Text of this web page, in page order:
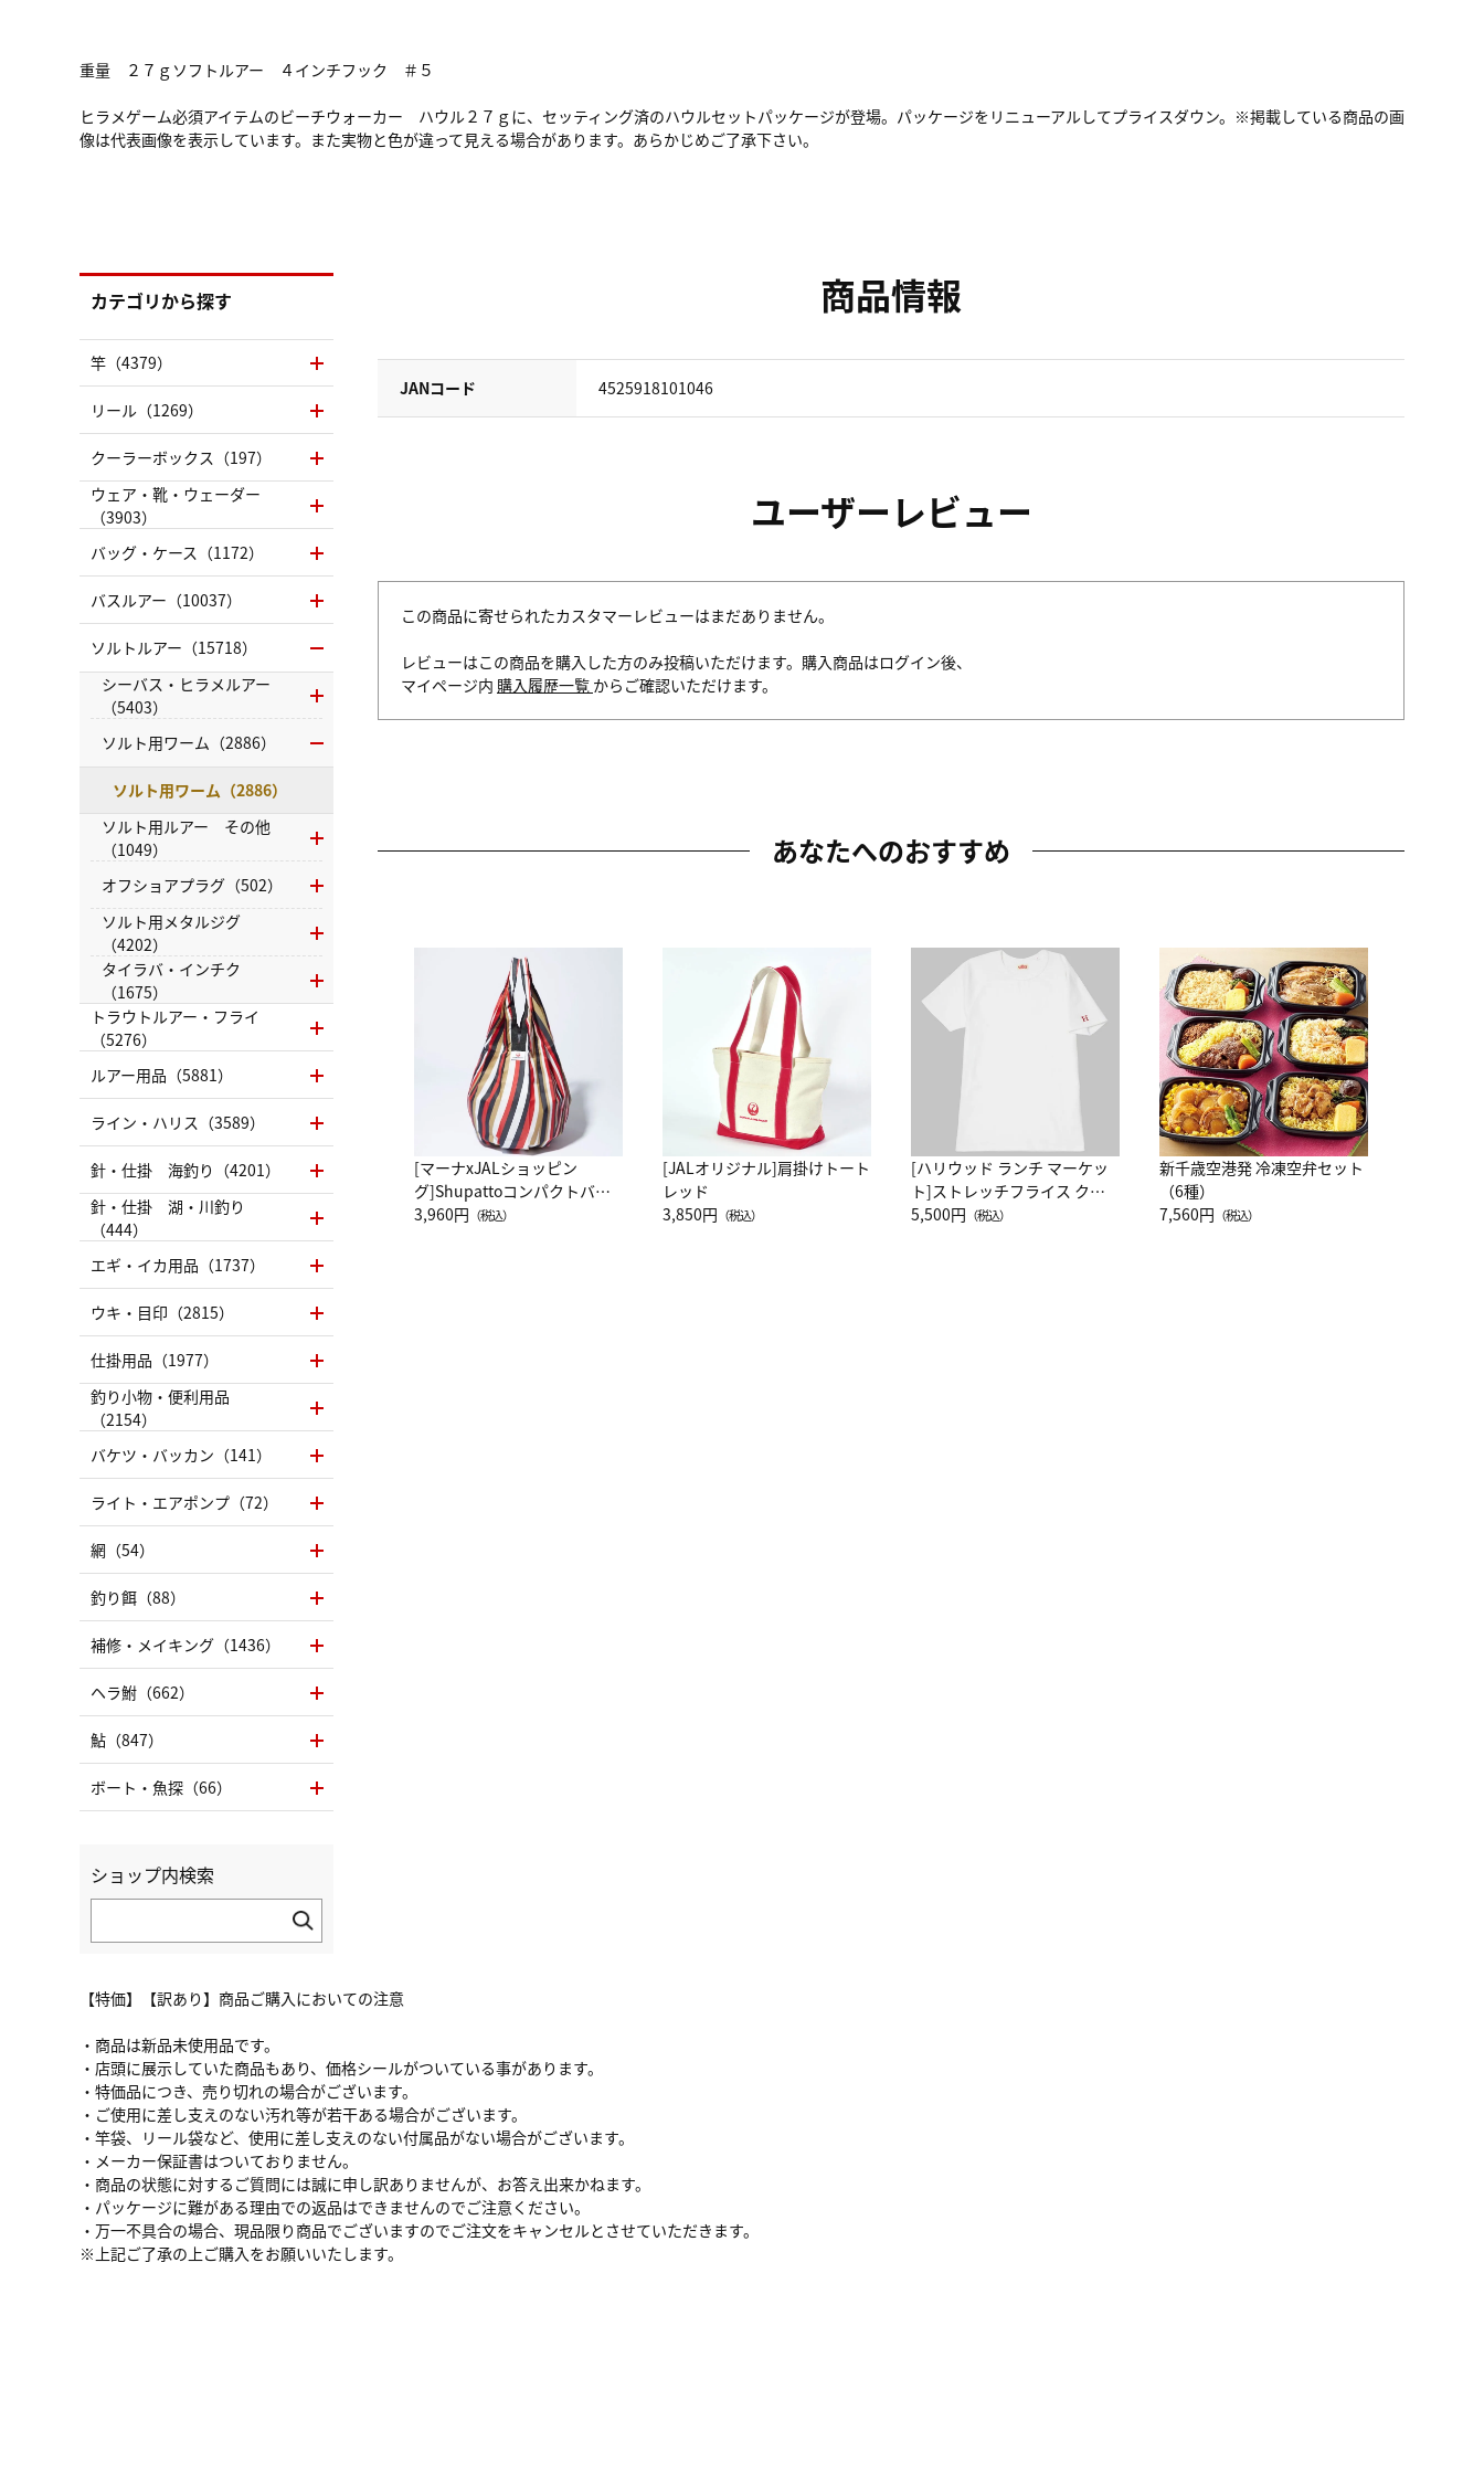
重量 ２７ｇソフトルアー ４インチフック ＃５
ヒラメゲーム必須アイテムのビーチウォーカー ハウル２７ｇに、セッティング済のハウルセットパッケージが登場。パッケージをリニューアルしてプライスダウン。※掲載している商品の画
像は代表画像を表示しています。また実物と色が違って見える場合があります。あらかじめご了承下さい。
商品情報
JANコード 4525918101046
ユーザーレビュー
この商品に寄せられたカスタマーレビューはまだありません。
レビューはこの商品を購入した方のみ投稿いただけます。購入商品はログイン後、
マイページ内 購入履歴一覧 からご確認いただけます。
あなたへのおすすめ
[マーナxJALショッピン
グ]Shupattoコンパクトバッ
グ Drop JAL客室乗務員
3,960円 （税込）
[JALオリジナル]肩掛けトート
レッド
3,850円 （税込）
[ハリウッド ランチ マーケッ
ト]ストレッチフライス クル
ーネック別注半袖Ｔシャツ
5,500円 （税込）
新千歳空港発 冷凍空弁セット
（6種）
7,560円 （税込）
【特価】【訳あり】商品ご購入においての注意
・商品は新品未使用品です。
・店頭に展示していた商品もあり、価格シールがついている事があります。
・特価品につき、売り切れの場合がございます。
・ご使用に差し支えのない汚れ等が若干ある場合がございます。
・竿袋、リール袋など、使用に差し支えのない付属品がない場合がございます。
・メーカー保証書はついておりません。
・商品の状態に対するご質問には誠に申し訳ありませんが、お答え出来かねます。
・パッケージに難がある理由での返品はできませんのでご注意ください。
・万一不具合の場合、現品限り商品でございますのでご注文をキャンセルとさせていただきます。
※上記ご了承の上ご購入をお願いいたします。
カテゴリから探す
竿（4379）
リール（1269）
クーラーボックス（197）
ウェア・靴・ウェーダー
（3903）
バッグ・ケース（1172）
バスルアー（10037）
ソルトルアー（15718）
シーバス・ヒラメルアー
（5403）
ソルト用ワーム（2886）
ソルト用ワーム（2886）
ソルト用ルアー その他
（1049）
オフショアプラグ（502）
ソルト用メタルジグ
（4202）
タイラバ・インチク
（1675）
トラウトルアー・フライ
（5276）
ルアー用品（5881）
ライン・ハリス（3589）
針・仕掛 海釣り（4201）
針・仕掛 湖・川釣り
（444）
エギ・イカ用品（1737）
ウキ・目印（2815）
仕掛用品（1977）
釣り小物・便利用品
（2154）
バケツ・バッカン（141）
ライト・エアポンプ（72）
網（54）
釣り餌（88）
補修・メイキング（1436）
ヘラ鮒（662）
鮎（847）
ボート・魚探（66）
ショップ内検索